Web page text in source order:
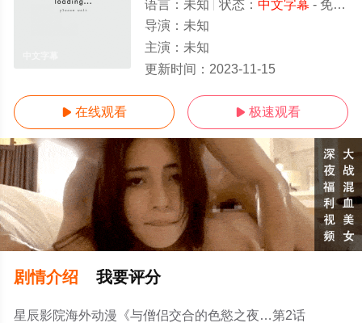
语言： 未知 状态： 中文字幕 - 免费在线观看
导演： 未知
主演： 未知
更新时间： 2023-11-15
 在线观看  极速观看
剧情介绍 我要评分
星辰影院海外动漫《与僧侣交合的色慾之夜…第2话